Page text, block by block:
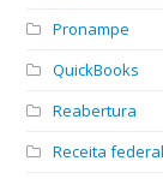
Pronampe
QuickBooks
Reabertura
Receita federal